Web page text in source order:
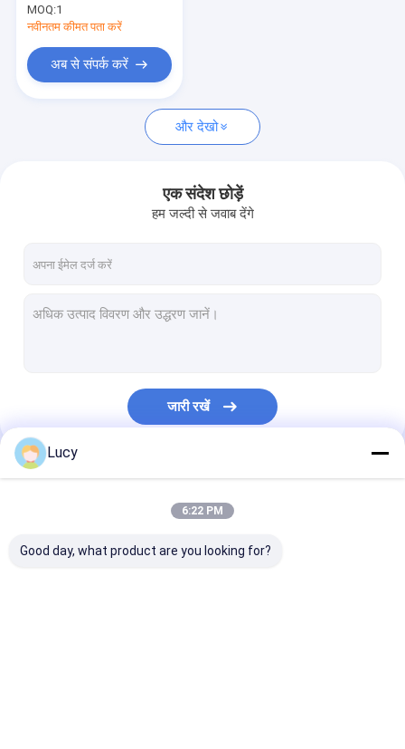
MOQ:1
नवीनतम कीमत पता करें
अब से संपर्क करें
और देखो
एक संदेश छोड़ें
हम जल्दी से जवाब देंगे
जारी रखें
हमारी श्रेणियाँ
Lucy
6:22 PM
Good day, what product are you looking for?